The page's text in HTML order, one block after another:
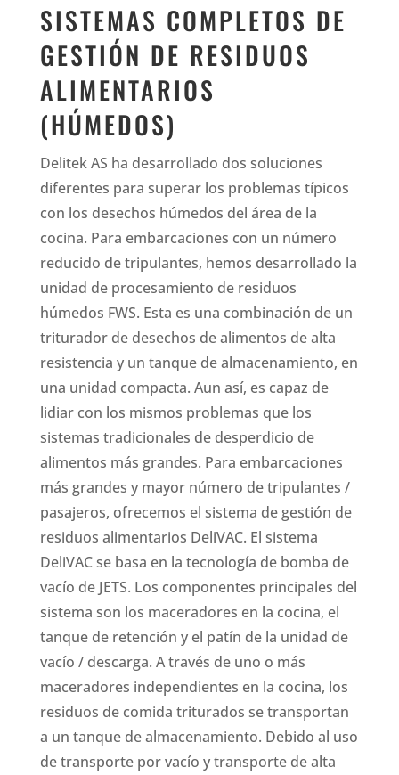
SISTEMAS COMPLETOS DE
GESTIÓN DE RESIDUOS
ALIMENTARIOS
(HÚMEDOS)
Delitek AS ha desarrollado dos soluciones
diferentes para superar los problemas típicos
con los desechos húmedos del área de la
cocina. Para embarcaciones con un número
reducido de tripulantes, hemos desarrollado la
unidad de procesamiento de residuos
húmedos FWS. Esta es una combinación de un
triturador de desechos de alimentos de alta
resistencia y un tanque de almacenamiento, en
una unidad compacta. Aun así, es capaz de
lidiar con los mismos problemas que los
sistemas tradicionales de desperdicio de
alimentos más grandes. Para embarcaciones
más grandes y mayor número de tripulantes /
pasajeros, ofrecemos el sistema de gestión de
residuos alimentarios DeliVAC. El sistema
DeliVAC se basa en la tecnología de bomba de
vacío de JETS. Los componentes principales del
sistema son los maceradores en la cocina, el
tanque de retención y el patín de la unidad de
vacío / descarga. A través de uno o más
maceradores independientes en la cocina, los
residuos de comida triturados se transportan
a un tanque de almacenamiento. Debido al uso
de transporte por vacío y transporte de alta